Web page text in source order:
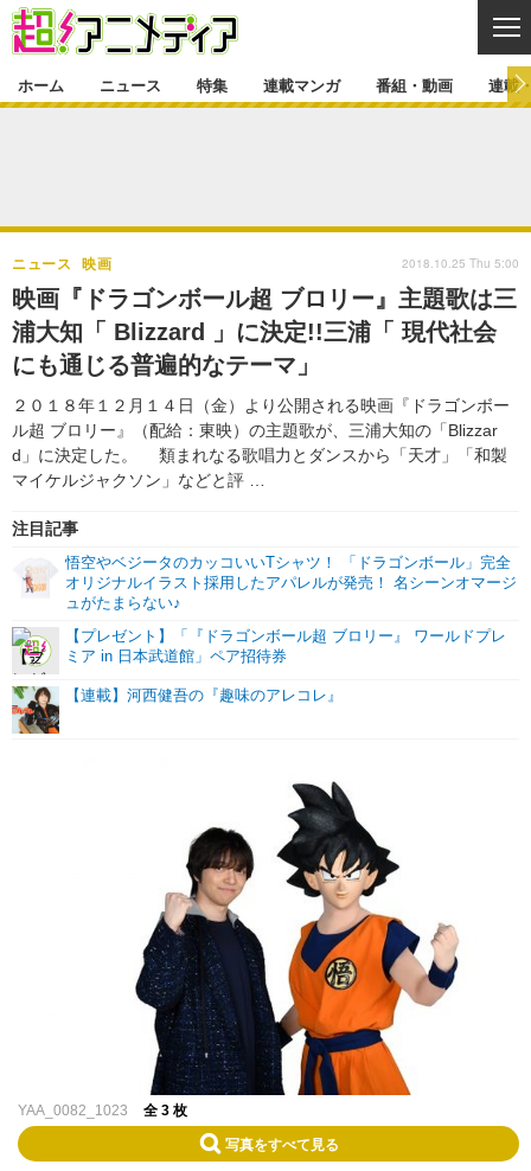
ゲーム・アプリ マンガ
グッズ イベント
声優
舞台 新帝スタ
特集一覧 カバー
ラキりす
連載マンガ
連載マンガ一覧 連載一覧
番組・動画
番組・動画一覧 ラジオ
動画
連載・ブログ
連載・ブログ一覧
編集部ブログ・お知らせ
ホーム ニュース 特集 連載マンガ 番組・動画 連載
映画『ドラゴンボール超 ブロリー』主題歌は三
浦大知「 Blizzard 」に決定!!三浦「 現代社会
にも通じる普遍的なテーマ」
２０１８年１２月１４日（金）より公開される映画『ドラゴンボー
ル超 ブロリー』（配給：東映）の主題歌が、三浦大知の「Blizzar
d」に決定した。 類まれなる歌唱力とダンスから「天才」「和製
マイケルジャクソン」などと評 …
ニュース 映画
注目記事
悟空やベジータのカッコいいTシャツ！ 「ドラゴンボール」完全
オリジナルイラスト採用したアパレルが発売！ 名シーンオマージ
ュがたまらない♪
【プレゼント】「『ドラゴンボール超 ブロリー』 ワールドプレ
ミア in 日本武道館」ペア招待券
【連載】河西健吾の『趣味のアレコレ』
2018.10.25 Thu 5:00
YAA_0082_1023 全 3 枚
写真をすべて見る